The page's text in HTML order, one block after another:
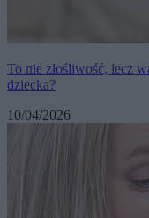
To nie złośliwość, lecz
dziecka?
10/04/2026